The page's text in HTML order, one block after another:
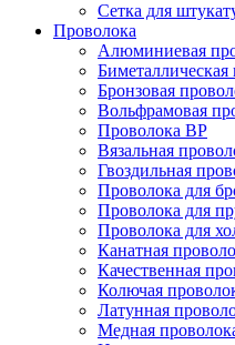
Сетка для
Проволока
Алюминиевая
Биметаллическая
Бронзовая
Вольфрамовая
Проволока ВР
Вязальная
Гвоздильная
Проволока для
Проволока для
Проволока для
Канатная
Качественная
Колючая
Латунная
Медная